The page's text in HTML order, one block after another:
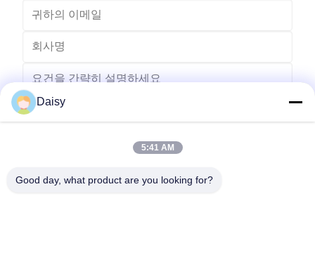
Daisy
5:41 AM
Good day, what product are you looking for?